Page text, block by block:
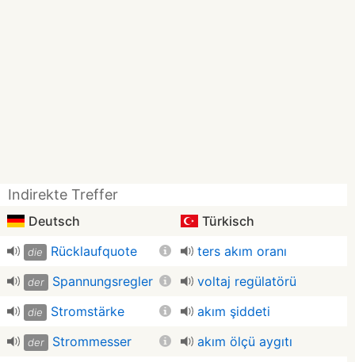
Indirekte Treffer
Deutsch Türkisch
die Rücklaufquote ters akım oranı
der Spannungsregler voltaj regülatörü
die Stromstärke akım şiddeti
der Strommesser akım ölçü aygıtı